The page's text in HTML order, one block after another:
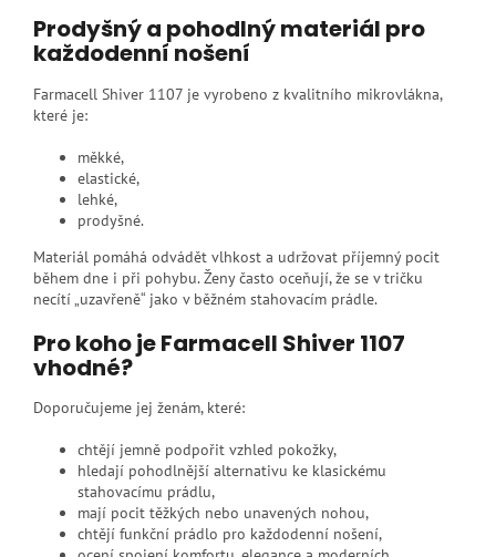
Prodyšný a pohodlný materiál pro
každodenní nošení
Farmacell Shiver 1107 je vyrobeno z kvalitního mikrovlákna,
které je:
měkké,
elastické,
lehké,
prodyšné.
Materiál pomáhá odvádět vlhkost a udržovat příjemný pocit
během dne i při pohybu. Ženy často oceňují, že se v tričku
necítí „uzavřeně“ jako v běžném stahovacím prádle.
Pro koho je Farmacell Shiver 1107
vhodné?
Doporučujeme jej ženám, které:
chtějí jemně podpořit vzhled pokožky,
hledají pohodlnější alternativu ke klasickému
stahovacímu prádlu,
mají pocit těžkých nebo unavených nohou,
chtějí funkční prádlo pro každodenní nošení,